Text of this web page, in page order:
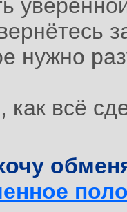
нужно
всё